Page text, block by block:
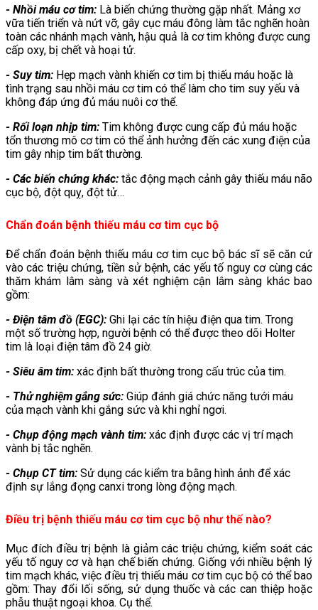
- Nhồi máu cơ tim: Là biến chứng thường gặp nhất. Mảng xơ
vữa tiến triển và nứt vỡ, gây cục máu đông làm tắc nghẽn hoàn
toàn các nhánh mạch vành, hậu quả là cơ tim không được cung
cấp oxy, bị chết và hoại tử.
- Suy tim: Hẹp mạch vành khiến cơ tim bị thiếu máu hoặc là
tình trạng sau nhồi máu cơ tim có thể làm cho tim suy yếu và
không đáp ứng đủ máu nuôi cơ thể.
- Rối loạn nhịp tim: Tim không được cung cấp đủ máu hoặc
tổn thương mô cơ tim có thể ảnh hưởng đến các xung điện của
tim gây nhịp tim bất thường.
- Các biến chứng khác: tắc động mạch cảnh gây thiếu máu não
cục bộ, đột quỵ, đột tử…
Chẩn đoán bệnh thiếu máu cơ tim cục bộ
Để chẩn đoán bệnh thiếu máu cơ tim cục bộ bác sĩ sẽ căn cứ
vào các triệu chứng, tiền sử bệnh, các yếu tố nguy cơ cùng các
thăm khám lâm sàng và xét nghiệm cận lâm sàng khác bao
gồm:
- Điện tâm đồ (EGC): Ghi lại các tín hiệu điện qua tim. Trong
một số trường hợp, người bệnh có thể được theo dõi Holter
tim là loại điện tâm đồ 24 giờ.
- Siêu âm tim: xác định bất thường trong cấu trúc của tim.
- Thử nghiệm gắng sức: Giúp đánh giá chức năng tưới máu
của mạch vành khi gắng sức và khi nghỉ ngơi.
- Chụp động mạch vành tim: xác định được các vị trí mạch
vành bị tắc nghẽn.
- Chụp CT tim: Sử dụng các kiểm tra bằng hình ảnh để xác
định sự lắng đọng canxi trong lòng động mạch.
Điều trị bệnh thiếu máu cơ tim cục bộ như thế nào?
Mục đích điều trị bệnh là giảm các triệu chứng, kiểm soát các
yếu tố nguy cơ và hạn chế biến chứng. Giống với nhiều bệnh lý
tim mạch khác, việc điều trị thiếu máu cơ tim cục bộ có thể bao
gồm: Thay đổi lối sống, sử dụng thuốc và các can thiệp hoặc
phẫu thuật ngoại khoa. Cụ thể.